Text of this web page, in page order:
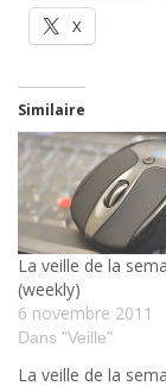
X
Similaire
La veille de la
(weekly)
6 novembre 2011
Dans "Veille"
La veille de la